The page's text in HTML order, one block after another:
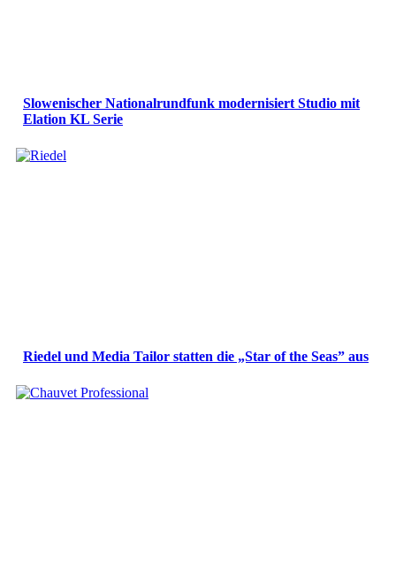
Slowenischer Nationalrundfunk modernisiert Studio mit
Elation KL Serie
Riedel und Media Tailor statten die „Star of the Seas” aus